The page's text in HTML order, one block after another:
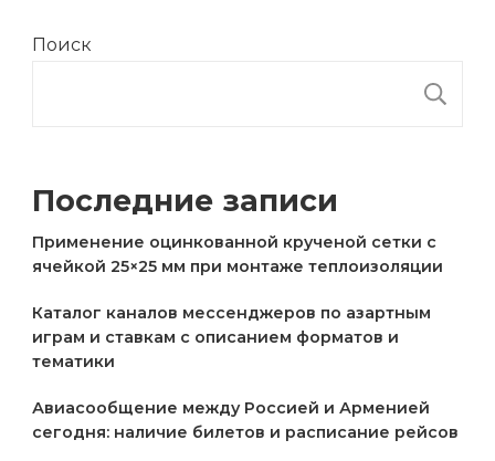
Поиск
Последние записи
Применение оцинкованной крученой сетки с
ячейкой 25×25 мм при монтаже теплоизоляции
Каталог каналов мессенджеров по азартным
играм и ставкам с описанием форматов и
тематики
Авиасообщение между Россией и Арменией
сегодня: наличие билетов и расписание рейсов